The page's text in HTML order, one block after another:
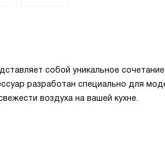
собой уникальное сочетание
разработан специально для
воздуха на вашей кухне.